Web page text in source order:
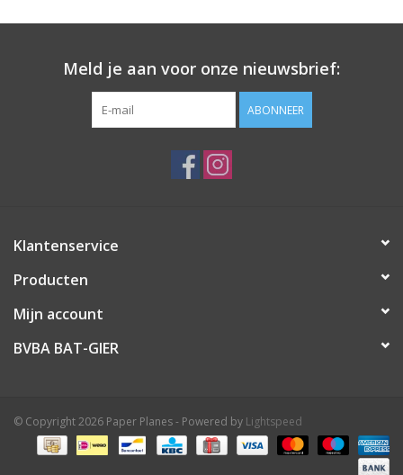
Meld je aan voor onze nieuwsbrief:
ABONNEER
Klantenservice
Producten
Mijn account
BVBA BAT-GIER
© Copyright 2026 Paper Planes - Powered by Lightspeed